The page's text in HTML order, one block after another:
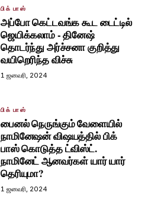
பிக் பாஸ்
அப்போ கெட்டவங்க கூட டைட்டில்
ஜெயிக்கலாம் - தினேஷ்
தொடர்ந்து அர்ச்சனா குறித்து
வயிறெரிந்த விச்சு
1 ஜனவரி, 2024
பிக் பாஸ்
பைனல் நெருங்கும் வேளையில்
நாமினேஷன் விஷயத்தில் பிக்
பாஸ் கொடுத்த ட்விஸ்ட்.
நாமினேட் ஆனவர்கள் யார் யார்
தெரியுமா?
1 ஜனவரி, 2024